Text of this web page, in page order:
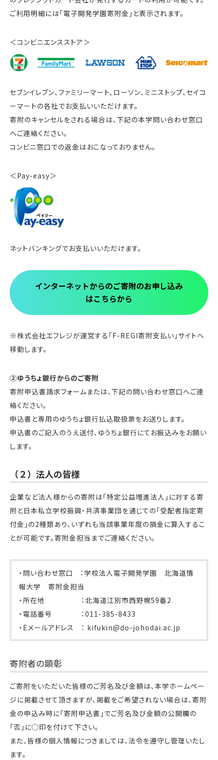
ご利用明細には「電子開発学園寄附金」と表示されます。
＜コンビニエンスストア＞
セブンイレブン、ファミリーマート、ローソン、ミニストップ、セイコ
ーマートの各社でお支払いいただけます。
寄附のキャンセルをされる場合は、下記の本学問い合わせ窓口
へご連絡ください。
コンビニ窓口での返金はおこなっておりません。
＜Pay-easy＞
ネットバンキングでお支払いいただけます。
インターネットからのご寄附のお申し込み
はこちらから
※株式会社エフレジが運営する「F-REGI寄附支払い」サイトへ
移動します。
②ゆうちょ銀行からのご寄附
寄附申込書請求フォームまたは、下記の問い合わせ窓口へご連
絡ください。
申込書と専用のゆうちょ銀行払込取扱票をお送りします。
申込書のご記入のうえ送付、ゆうちょ銀行にてお振込みをお願い
します。
（２）法人の皆様
企業など法人様からの寄附は「特定公益増進法人」に対する寄
附と日本私立学校振興・共済事業団を通じての「受配者指定寄
付金」の2種類あり、いずれも当該事業年度の損金に算入するこ
とが可能です。寄附金担当までご連絡ください。
・問い合わせ窓口 ：学校法人電子開発学園 北海道情
報大学 寄附金担当
・所在地 ：北海道江別市西野幌59番2
・電話番号 ：011-385-8433
・Eメールアドレス ： kifukin@do-johodai.ac.jp
寄附者の顕彰
ご寄附をいただいた皆様のご芳名及び金額は、本学ホームペー
ジに掲載させて頂きますが、掲載をご希望されない場合は、寄附
金の申込み時に「寄附申込書」でご芳名及び金額の公開欄の
「否」に◯印を付けて下さい。
また、皆様の個人情報につきましては、法令を遵守し管理いたし
ます。